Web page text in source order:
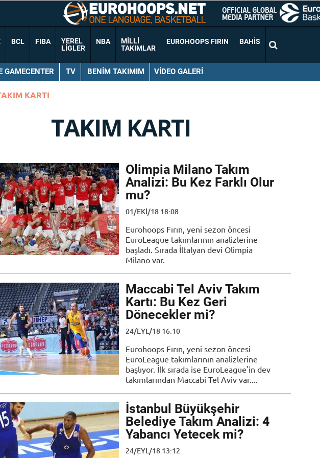
BCL FIBA
YEREL
LIGLER
NBA
MILLI
TAKIMLAR
EUROHOOPS FIRIN BAHIS
GAMECENTER TV BENIM TAKIMIM VIDEO GALERI
KARTI
TAKIM KARTI
Olimpia Milano Takım
Analizi: Bu Kez Farklı Olur
mu?
01/EKI/18 18:08
Eurohoops Fırın, yeni sezon öncesi
EuroLeague takımlarının analizlerine
başladı. Sırada İltalyan devi Olimpia
Milano var.
Maccabi Tel Aviv Takım
Kartı: Bu Kez Geri
Dönecekler mi?
24/EYL/18 16:10
Eurohoops Fırın, yeni sezon öncesi
EuroLeague takımlarının analizlerine
başlıyor. İlk sırada ise EuroLeague'in dev
takımlarından Maccabi Tel Aviv var....
İstanbul Büyükşehir
Belediye Takım Analizi: 4
Yabancı Yetecek mi?
24/EYL/18 13:12